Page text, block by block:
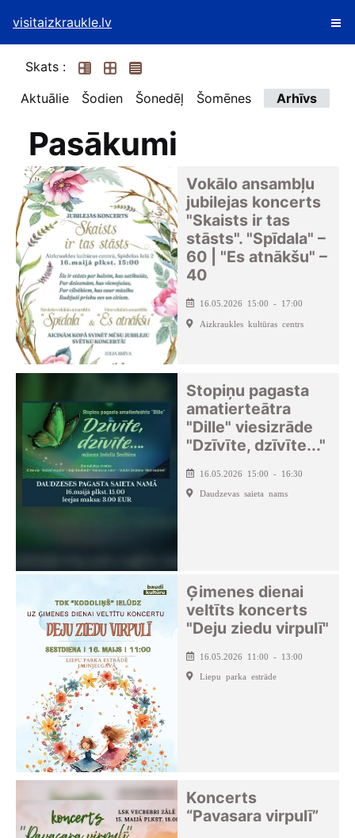
visitaizkraukle.lv
Skats :
Aktuālie
Šodien Šonedēļ Šomēnes Arhīvs
Pasākumi
Vokālo ansambļu
jubilejas koncerts
"Skaists ir tas
stāsts". "Spīdala" –
60 | "Es atnākšu" –
40
16.05.2026 15:00 - 17:00
Aizkraukles kultūras centrs
Stopiņu pagasta
amatierteātra
"Dille" viesizrāde
"Dzīvīte, dzīvīte..."
16.05.2026 15:00 - 16:30
Daudzevas saieta nams
Ģimenes dienai
veltīts koncerts
"Deju ziedu virpulī"
16.05.2026 11:00 - 13:00
Liepu parka estrāde
Koncerts
“Pavasara virpulī”